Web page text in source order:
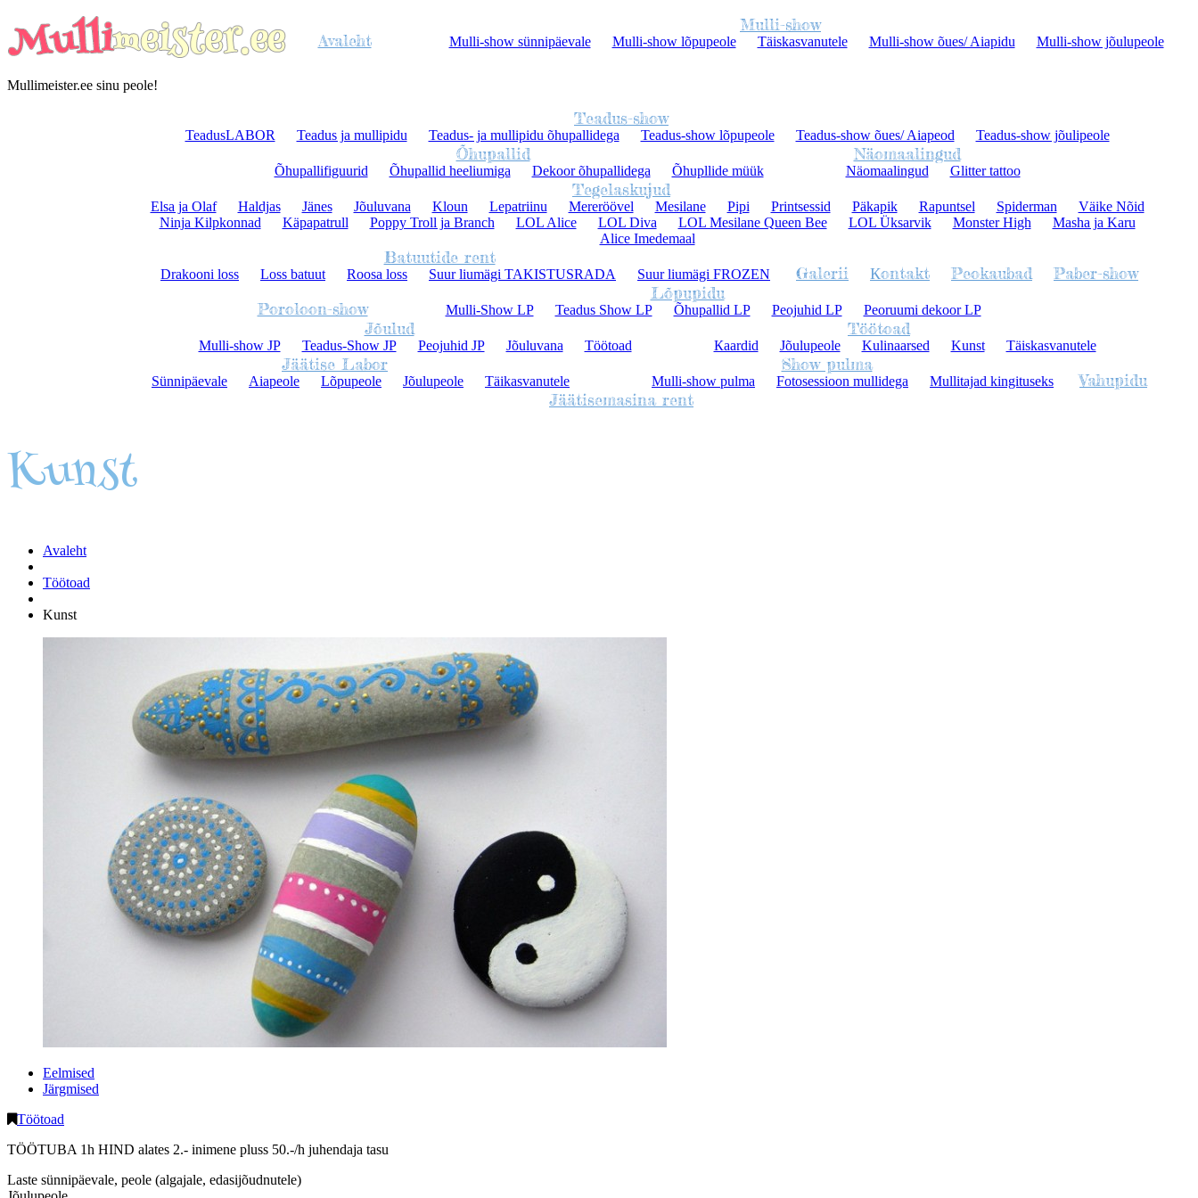
Mullimeister.ee sinu peole!
Avaleht
Mulli-show
Mulli-show sünnipäevale Mulli-show lõpupeole Täiskasvanutele Mulli-show õues/ Aiapidu Mulli-show jõulupeole
Teadus-show
TeadusLABOR Teadus ja mullipidu Teadus- ja mullipidu õhupallidega Teadus-show lõpupeole Teadus-show õues/ Aiapeod Teadus-show jõulipeole
Õhupallid
Õhupallifiguurid Õhupallid heeliumiga Dekoor õhupallidega Õhupllide müük
Näomaalingud
Näomaalingud Glitter tattoo
Tegelaskujud
Elsa ja Olaf Haldjas Jänes Jõuluvana Kloun Lepatriinu Mereröövel Mesilane Pipi Printsessid Päkapik Rapuntsel Spiderman
Väike Nõid
Ninja Kilpkonnad
Käpapatrull Poppy Troll ja Branch LOL Alice LOL Diva LOL Mesilane Queen Bee LOL Üksarvik Monster High
Masha ja Karu
Alice Imedemaal
Batuutide rent
Drakooni loss Loss batuut Roosa loss Suur liumägi TAKISTUSRADA Suur liumägi FROZEN Galerii Кontakt Peokaubad
Paber-show
Poroloon-show
Lõpupidu
Mulli-Show LP Teadus Show LP Õhupallid LP Peojuhid LP Peoruumi dekoor LP
Jõulud
Mulli-show JP Teadus-Show JP Peojuhid JP Jõuluvana Töötoad
Töötoad
Кaardid Jõulupeole Kulinaarsed Kunst Täiskasvanutele
Jäätise Labor
Sünnipäevale Aiapeole Lõpupeole Jõulupeole Täikasvanutele
Show pulma
Mulli-show pulma Fotosessioon mullidega Mullitajad kingituseks
Vahupidu
Jäätisemasina rent
Kunst
Avaleht
Töötoad
Kunst
Eelmised
Järgmised
Töötoad
TÖÖTUBA 1h HIND alates 2.- inimene pluss 50.-/h juhendaja tasu
Laste sünnipäevale, peole (algajale, edasijõudnutele)